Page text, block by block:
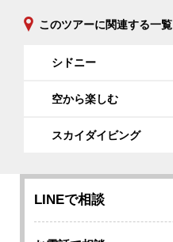
このツアーに関連する一覧
シドニー
空から楽しむ
スカイダイビング
LINEで相談